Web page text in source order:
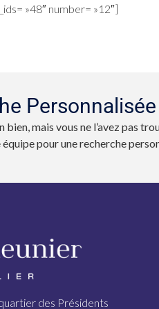
»48″ number= »12″]
Personnalisée
bien, mais vous ne l’avez pas
pour une recherche
des Présidents